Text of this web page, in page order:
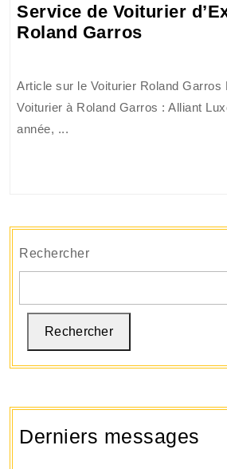
Service de Voiturier
Roland GarrosService
à
Article sur le Voiturier Roland Garros
Voiturier à Roland Garros : Alliant
année, ...
Rechercher
Rechercher
Derniers messages